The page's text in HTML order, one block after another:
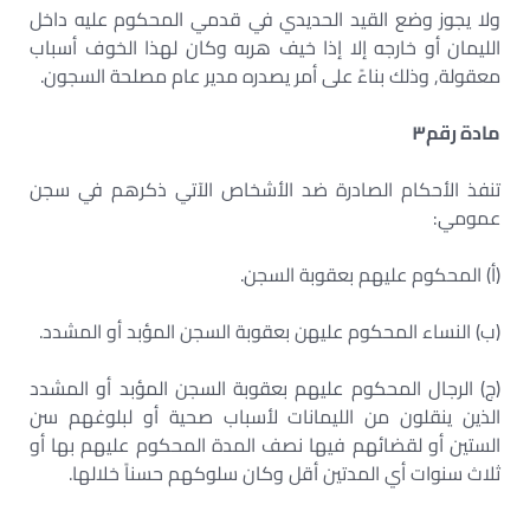
ولا يجوز وضع القيد الحديدي في قدمي المحكوم عليه داخل
الليمان أو خارجه إلا إذا خيف هربه وكان لهذا الخوف أسباب
معقولة, وذلك بناءً على أمر يصدره مدير عام مصلحة السجون.
مادة رقم٣
تنفذ الأحكام الصادرة ضد الأشخاص الآتي ذكرهم في سجن
عمومي:
(أ) المحكوم عليهم بعقوبة السجن.
(ب) النساء المحكوم عليهن بعقوبة السجن المؤبد أو المشدد.
(ج) الرجال المحكوم عليهم بعقوبة السجن المؤبد أو المشدد
الذين ينقلون من الليمانات لأسباب صحية أو لبلوغهم سن
الستين أو لقضائهم فيها نصف المدة المحكوم عليهم بها أو
ثلاث سنوات أي المدتين أقل وكان سلوكهم حسناً خلالها.